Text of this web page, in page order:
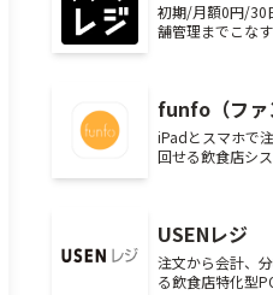
初期/月額0円/30
舗管理までこな
funfo（ファ
iPadとスマホで
回せる飲食店シ
USENレジ
注文から会計、
る飲食店特化型